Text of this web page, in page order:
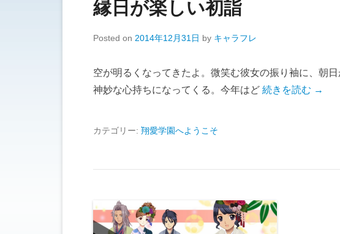
縁日が楽しい初詣
Posted on 2014年12月31日 by キャラフレ
空が明るくなってきたよ。微笑む彼女の振り袖に、朝
神妙な心持ちになってくる。今年はど 続きを読む →
カテゴリー: 翔愛学園へようこそ